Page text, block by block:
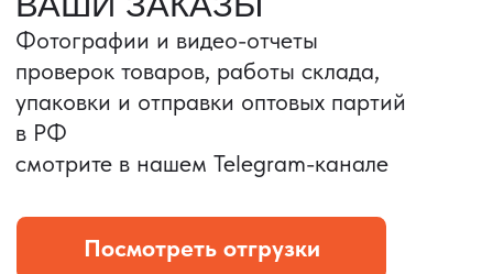
Портативные колонки
Условия: Тираж 3100 шт.
Колонка с шнуром
зарядным, без коробки
и ложемента (эвы).
Условия: Тираж 5900 шт.
15w.
Комплект: устройство +
провод Type C.
КОНТРОЛЬ КАЧЕСТВА